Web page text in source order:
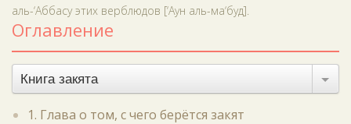
аль-‘Аббасу этих верблюдов [‘Аун аль-ма‘буд].
Оглавление
Книга закята
1. Глава о том, с чего берётся закят